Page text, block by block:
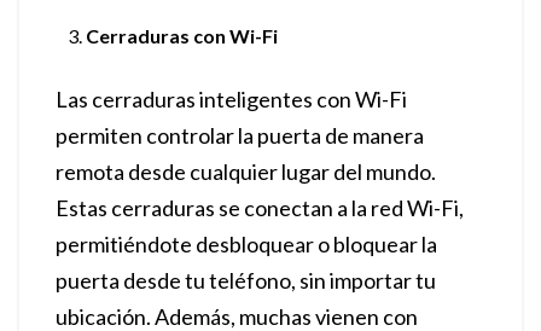
Cerraduras con Wi-Fi
Las cerraduras inteligentes con Wi-Fi
permiten controlar la puerta de manera
remota desde cualquier lugar del mundo.
Estas cerraduras se conectan a la red Wi-Fi,
permitiéndote desbloquear o bloquear la
puerta desde tu teléfono, sin importar tu
ubicación. Además, muchas vienen con